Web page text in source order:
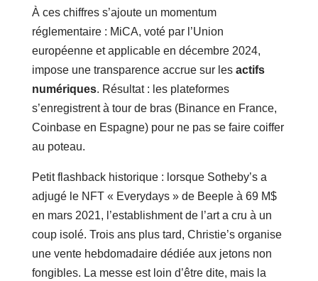
À ces chiffres s’ajoute un momentum
réglementaire : MiCA, voté par l’Union
européenne et applicable en décembre 2024,
impose une transparence accrue sur les actifs
numériques. Résultat : les plateformes
s’enregistrent à tour de bras (Binance en France,
Coinbase en Espagne) pour ne pas se faire coiffer
au poteau.
Petit flashback historique : lorsque Sotheby’s a
adjugé le NFT « Everydays » de Beeple à 69 M$
en mars 2021, l’establishment de l’art a cru à un
coup isolé. Trois ans plus tard, Christie’s organise
une vente hebdomadaire dédiée aux jetons non
fongibles. La messe est loin d’être dite, mais la